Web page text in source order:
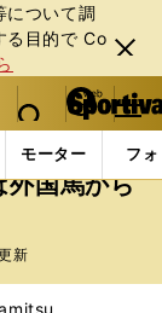
について調
る⽬的で Co
閉じ
る
web Sportiva (webスポルティーバ)
検索
マイペ
ー
ジ
メニュ
モーター フ
ャパンカップ、今
外国馬から
新